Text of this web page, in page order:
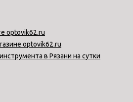
optovik62.ru
optovik62.ru
в Рязани на сутки